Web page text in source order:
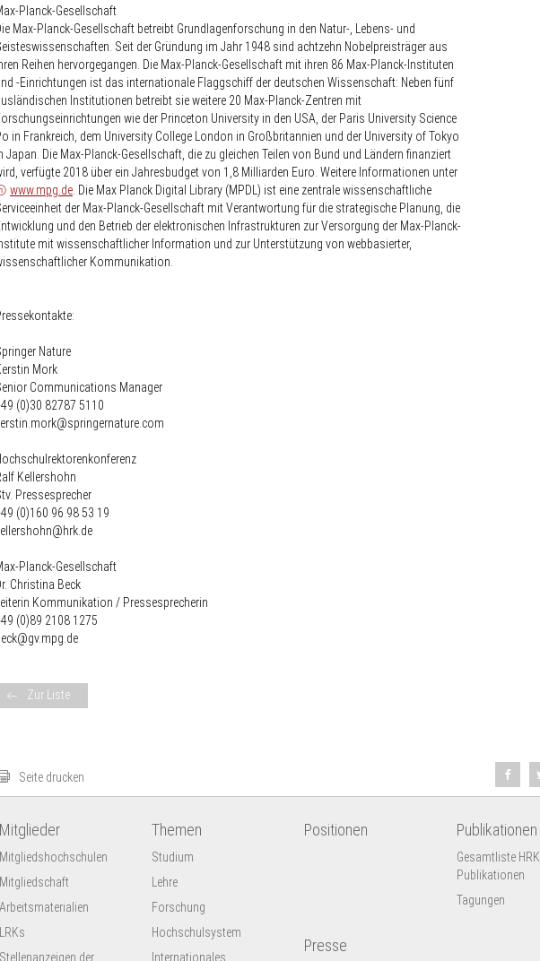
Planck-Gesellschaft
Max-Planck-Gesellschaft betreibt Grundlagenforschung in den Natur-, Lebens- und
Seit der Gründung im Jahr 1948 sind achtzehn Nobelpreisträger aus
Reihen hervorgegangen. Die Max-Planck-Gesellschaft mit ihren 86 Max-Planck-Instituten
-Einrichtungen ist das internationale Flaggschiff der deutschen Wissenschaft: Neben fünf
Institutionen betreibt sie weitere 20 Max-Planck-Zentren mit
wie der Princeton University in den USA, der Paris University Science
in Frankreich, dem University College London in Großbritannien und der University of Tokyo
Japan. Die Max-Planck-Gesellschaft, die zu gleichen Teilen von Bund und Ländern finanziert
verfügte 2018 über ein Jahresbudget von 1,8 Milliarden Euro. Weitere Informationen unter
www.mpg.de . Die Max Planck Digital Library (MPDL) ist eine zentrale wissenschaftliche
der Max-Planck-Gesellschaft mit Verantwortung für die strategische Planung, die
und den Betrieb der elektronischen Infrastrukturen zur Versorgung der Max-Planck-
mit wissenschaftlicher Information und zur Unterstützung von webbasierter,
Kommunikation.
Nature
Mork
Communications Manager
(0)30 82787 5110
Kellershohn
Pressesprecher
(0)160 96 98 53 19
Planck-Gesellschaft
Christina Beck
Leiterin Kommunikation / Pressesprecherin
(0)89 2108 1275
Zur Liste
Seite drucken
Mitglieder
Mitgliedshochschulen
Mitgliedschaft
Arbeitsmaterialien
LRKs
Stellenanzeigen der
Themen
Studium
Lehre
Forschung
Hochschulsystem
Internationales
Positionen Publikationen
Gesamtliste HRK
Publikationen
Tagungen
Presse